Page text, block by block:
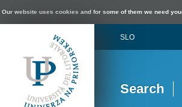
Our website uses cookies and for some of them we need
SLO
Search